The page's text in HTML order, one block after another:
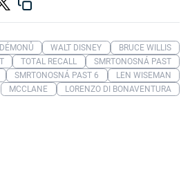
WALT DISNEY
BRUCE WILLIS
TOTAL RECALL
SMRTONOSNÁ PAST
SMRTONOSNÁ PAST 6
LEN WISEMAN
MCCLANE
LORENZO DI BONAVENTURA